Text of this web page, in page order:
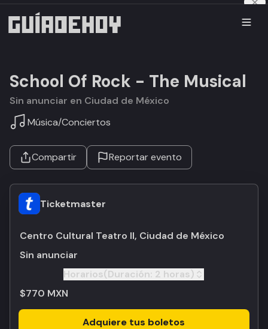
School Of Rock - The Musical
Sin anunciar en Ciudad de México
Música/Conciertos
Compartir Reportar evento
Ticketmaster
Centro Cultural Teatro II, Ciudad de México
Sin anunciar
Horarios(Duración: 2 horas)
Toggle
$770 MXN
Adquiere tus boletos